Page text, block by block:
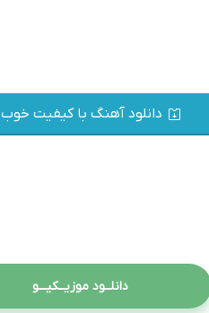
دانلود آهنگ با کیفیت خوب 128
دانلــود موزیــکیـــو